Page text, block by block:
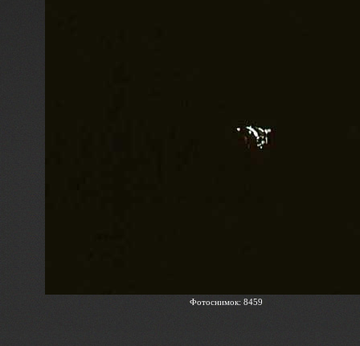
Фотоснимок: 8459